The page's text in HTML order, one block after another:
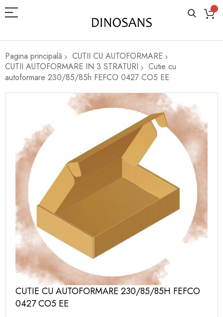
Pagina principală
CUTII CU AUTOFORMARE
CUTII AUTOFORMARE IN 3 STRATURI
Cutie cu
autoformare 230/85/85h FEFCO 0427 CO5 EE
images
gallery
Skip
to
the
CUTIE CU AUTOFORMARE 230/85/85H FEFCO
0427 CO5 EE